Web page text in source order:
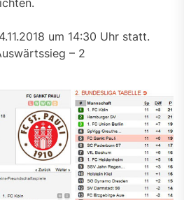
um 14:30 Uhr statt.
– 2